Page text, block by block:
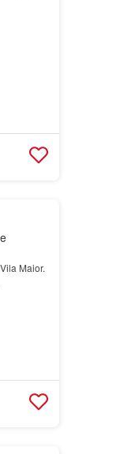
Maior.